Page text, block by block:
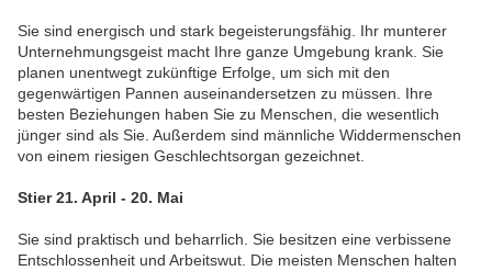
Sie sind energisch und stark begeisterungsfähig. Ihr munterer
Unternehmungsgeist macht Ihre ganze Umgebung krank. Sie
planen unentwegt zukünftige Erfolge, um sich mit den
gegenwärtigen Pannen auseinandersetzen zu müssen. Ihre
besten Beziehungen haben Sie zu Menschen, die wesentlich
jünger sind als Sie. Außerdem sind männliche Widdermenschen
von einem riesigen Geschlechtsorgan gezeichnet.
Stier 21. April - 20. Mai
Sie sind praktisch und beharrlich. Sie besitzen eine verbissene
Entschlossenheit und Arbeitswut. Die meisten Menschen halten